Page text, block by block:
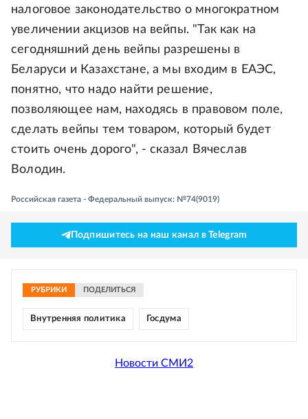
налоговое законодательство о многократном
увеличении акцизов на вейпы. "Так как на
сегодняшний день вейпы разрешены в
Беларуси и Казахстане, а мы входим в ЕАЭС,
понятно, что надо найти решение,
позволяющее нам, находясь в правовом поле,
сделать вейпы тем товаром, который будет
стоить очень дорого", - сказал Вячеслав
Володин.
Российская газета - Федеральный выпуск: №74(9019)
Подпишитесь на наш канал в Telegram
РУБРИКИ ПОДЕЛИТЬСЯ
Внутренняя политика Госдума
Новости СМИ2